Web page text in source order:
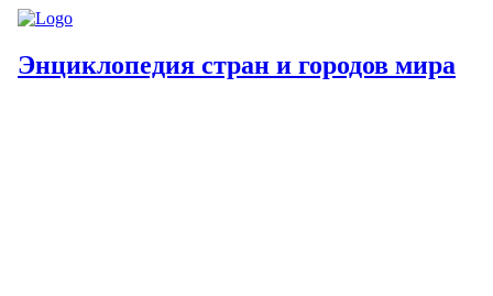
Энциклопедия стран и городов мира